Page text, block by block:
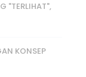
"TERLIHAT",
KONSEP